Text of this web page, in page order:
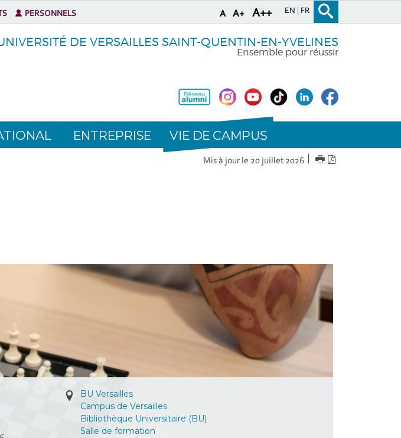
A A+ A++ EN FR
DE VERSAILLES SAINT-QUENTIN-EN-YVELINES
Ensemble pour réussir
ENTREPRISE VIE DE CAMPUS
Mis à jour le 20 juillet 2026 IMPRIMER
BU Versailles
Campus de Versailles
Bibliothèque Universitaire (BU)
Salle de formation
PERSONNELS